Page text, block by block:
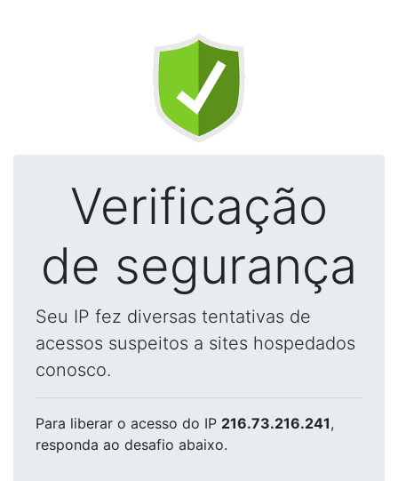
Verificação
de segurança
Seu IP fez diversas tentativas de
acessos suspeitos a sites hospedados
conosco.
Para liberar o acesso do IP 216.73.216.241,
responda ao desafio abaixo.